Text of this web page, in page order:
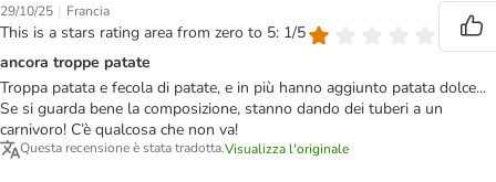
29/10/25 | Francia
This is a stars rating area from zero to 5: 1/5
ancora troppe patate
Troppa patata e fecola di patate, e in più hanno aggiunto patata dolce...
Se si guarda bene la composizione, stanno dando dei tuberi a un
carnivoro! C’è qualcosa che non va!
Questa recensione è stata tradotta.Visualizza l'originale